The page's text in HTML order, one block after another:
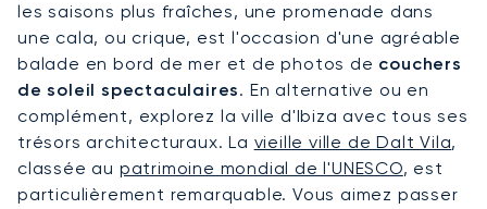
les saisons plus fraîches, une promenade dans
une cala, ou crique, est l'occasion d'une agréable
balade en bord de mer et de photos de couchers
de soleil spectaculaires. En alternative ou en
complément, explorez la ville d'Ibiza avec tous ses
trésors architecturaux. La vieille ville de Dalt Vila,
classée au patrimoine mondial de l'UNESCO, est
particulièrement remarquable. Vous aimez passer